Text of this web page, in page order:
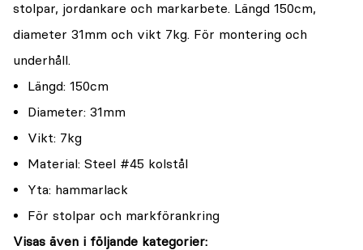
stolpar, jordankare och markarbete. Längd 150cm,
diameter 31mm och vikt 7kg. För montering och
underhåll.
Längd: 150cm
Diameter: 31mm
Vikt: 7kg
Material: Steel #45 kolstål
Yta: hammarlack
För stolpar och markförankring
Visas även i följande kategorier: